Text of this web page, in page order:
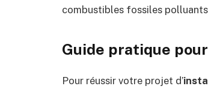
combustibles fossiles
Guide pratique
Pour réussir votre projet d’